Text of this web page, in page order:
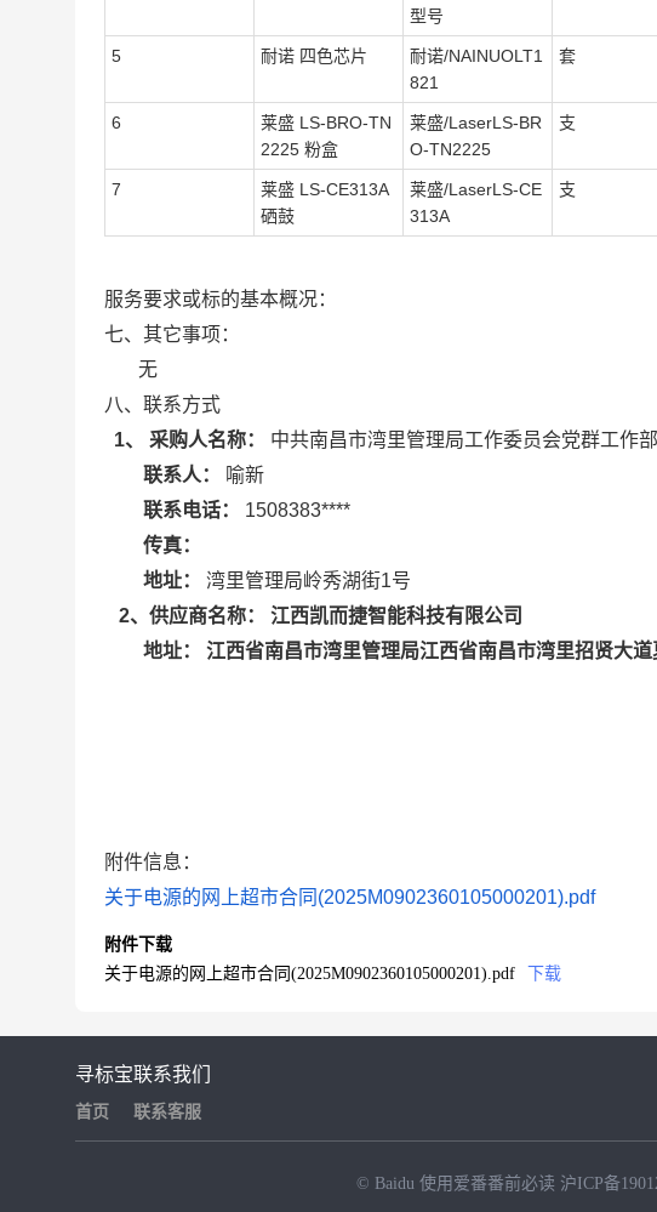
型号
5 耐诺 四色芯片
耐诺/NAINUOLT1
821
套
6
莱盛 LS-BRO-TN
2225 粉盒
莱盛/LaserLS-BR
O-TN2225
支
7
莱盛 LS-CE313A
硒鼓
莱盛/LaserLS-CE
313A
支
服务要求或标的基本概况：
七、其它事项：
无
八、联系方式
1、 采购人名称：
中共南昌市湾里管理局工作委员会党群工作部
联系人：
喻新
联系电话：
1508383****
传真：
地址：
湾里管理局岭秀湖街1号
2、供应商名称： 江西凯而捷智能科技有限公司
地址： 江西省南昌市湾里管理局江西省南昌市湾里招贤大
附件信息：
关于电源的网上超市合同(2025M0902360105000201).pdf
附件下载
关于电源的网上超市合同(2025M0902360105000201).pdf
下载
寻标宝
首页
联系我们
联系客服
© Baidu 使用爱番番前必读 沪ICP备